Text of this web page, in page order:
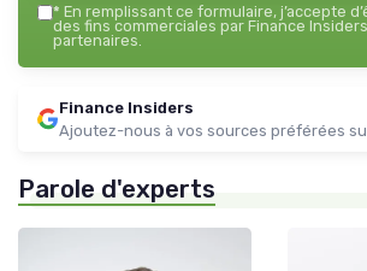
* En remplissant ce formulaire, j’accepte
des fins commerciales par Finance
partenaires.
Finance Insiders
Ajoutez-nous à vos sources préférées
Parole d'experts